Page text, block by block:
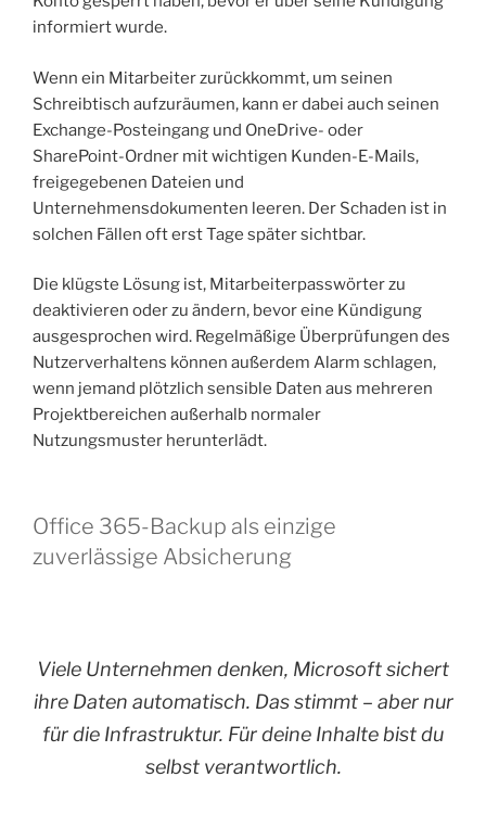
informiert wurde.
Wenn ein Mitarbeiter zurückkommt, um seinen
Schreibtisch aufzuräumen, kann er dabei auch seinen
Exchange-Posteingang und OneDrive- oder
SharePoint-Ordner mit wichtigen Kunden-E-Mails,
freigegebenen Dateien und
Unternehmensdokumenten leeren. Der Schaden ist in
solchen Fällen oft erst Tage später sichtbar.
Die klügste Lösung ist, Mitarbeiterpasswörter zu
deaktivieren oder zu ändern, bevor eine Kündigung
ausgesprochen wird. Regelmäßige Überprüfungen des
Nutzerverhaltens können außerdem Alarm schlagen,
wenn jemand plötzlich sensible Daten aus mehreren
Projektbereichen außerhalb normaler
Nutzungsmuster herunterlädt.
Office 365-Backup als einzige
zuverlässige Absicherung
Viele Unternehmen denken, Microsoft sichert
ihre Daten automatisch. Das stimmt – aber nur
für die Infrastruktur. Für deine Inhalte bist du
selbst verantwortlich.